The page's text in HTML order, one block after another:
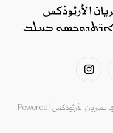
الانستغرام
كافة الحقوق محفوظة © 2026 مطرانية حلب وتوابعها للسريان الأرثوذكس | Powered